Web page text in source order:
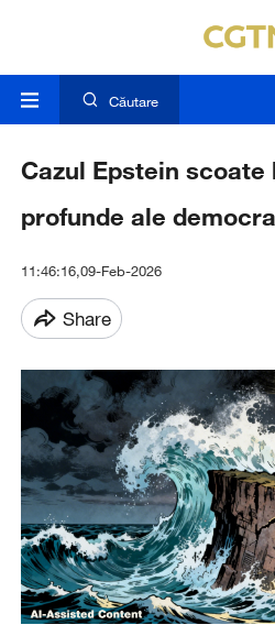
Căutare
Cazul Epstein
profunde ale
11:46:16,09-Feb-2026
Share